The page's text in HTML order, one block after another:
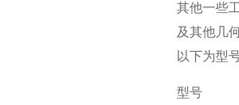
其他一些
及其他几
以下为型
型号